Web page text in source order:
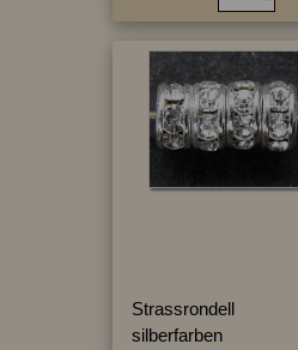
Strassrondell
silberfarben